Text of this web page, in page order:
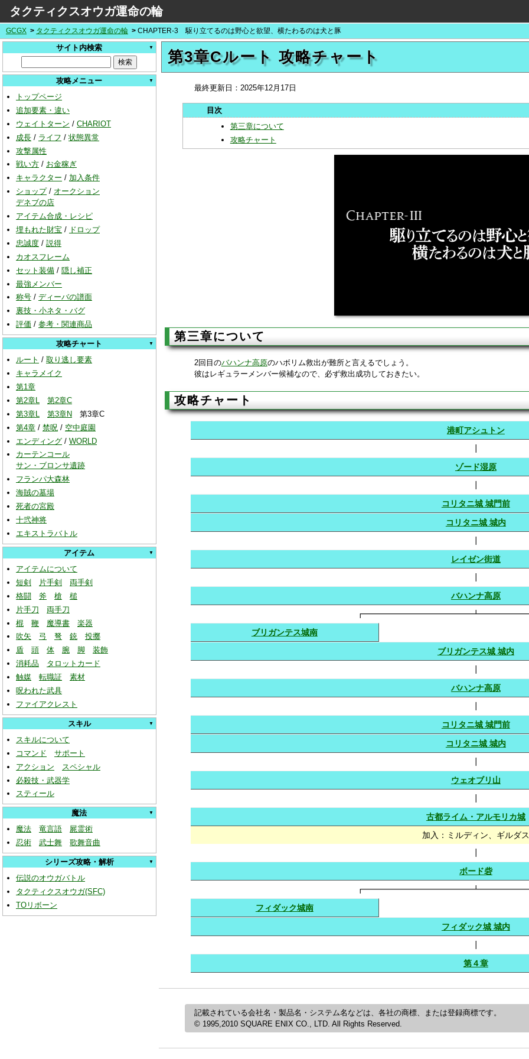
タクティクスオウガ運命の輪
GCGX タクティクスオウガ運命の輪 CHAPTER-3 駆り立てるのは野心と欲望、横たわるのは犬と豚
サイト内検索
攻略メニュー
トップページ
追加要素・違い
ウェイトターン / CHARIOT
成長 / ライフ / 状態異常
攻撃属性
戦い方 / お金稼ぎ
キャラクター / 加入条件
ショップ/ オークション
デネブの店
アイテム合成・レシピ
埋もれた財宝 / ドロップ
忠誠度 / 説得
カオスフレーム
セット装備 / 隠し補正
最強メンバー
称号 / ディーバの譜面
裏技・小ネタ・バグ
評価 / 参考・関連商品
攻略チャート
ルート / 取り逃し要素
キャラメイク
第1章
第2章L
第2章C
第3章L
第3章N
第3章C
第4章 / 禁呪 / 空中庭園
エンディング / WORLD
カーテンコール
サン・ブロンサ遺跡
フランパ大森林
海賊の墓場
死者の宮殿
十弐神将
エキストラバトル
アイテム
アイテムについて
短剣
片手剣
両手剣
格闘
斧 槍
槌
片手刀
両手刀
棍
鞭 魔導書
楽器
吹矢
弓 弩 銃
投擲
盾
頭 体 腕 脚
装飾
消耗品
タロットカード
触媒
転職証
素材
呪われた武具
ファイアクレスト
スキル
スキルについて
コマンド
サポート
アクション
スペシャル
必殺技・武器学
スティール
魔法
魔法
竜言語
屍霊術
忍術
武士舞 歌舞音曲
シリーズ攻略・解析
伝説のオウガバトル
タクティクスオウガ(SFC)
TOリボーン
第3章Cルート 攻略チャート
最終更新日： 2025年12月17日
第三章について
攻略チャート
第三章について
2回目のバハンナ高原のハボリム救出が難所と言えるでしょう。
彼はレギュラーメンバー候補なので、必ず救出成功しておきたい。
攻略チャート
港町アシュトン
ゾード湿原
コリタニ城 城門前
コリタニ城 城内
レイゼン街道
バハンナ高原
ブリガンテス城南
ブリガンテス城 城内
バハンナ高原
コリタニ城 城門前
コリタニ城 城内
ウェオブリ山
古都ライム・アルモリカ城
加入：ミルディン、ギルダス
ボード砦
フィダック城南
フィダック城 城内
第４章
記載されている会社名・製品名・システム名などは、各社の商標、または登録商標です。
© 1995,2010 SQUARE ENIX CO., LTD. All Rights Reserved.